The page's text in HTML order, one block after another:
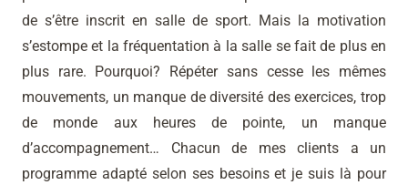
de s’être inscrit en salle de sport. Mais la motivation
s’estompe et la fréquentation à la salle se fait de plus en
plus rare. Pourquoi? Répéter sans cesse les mêmes
mouvements, un manque de diversité des exercices, trop
de monde aux heures de pointe, un manque
d’accompagnement… Chacun de mes clients a un
programme adapté selon ses besoins et je suis là pour